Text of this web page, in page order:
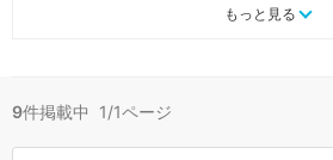
福大前西福井駅 (2) 森田駅 (1)
六条駅 (0) 足羽駅 (0)
もっと見る
9件掲載中 1/1ページ